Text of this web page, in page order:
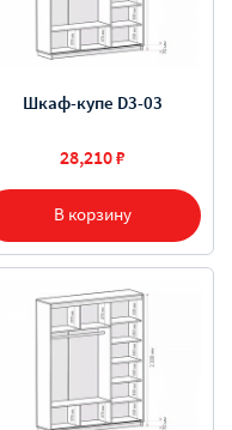
В корзину
Шкаф-купе D3-03
28,210 ₽